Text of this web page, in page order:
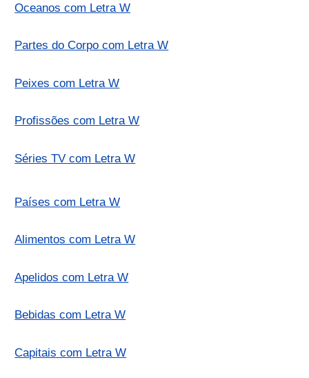
Oceanos com Letra W
Partes do Corpo com Letra W
Peixes com Letra W
Profissões com Letra W
Séries TV com Letra W
Países com Letra W
Alimentos com Letra W
Apelidos com Letra W
Bebidas com Letra W
Capitais com Letra W